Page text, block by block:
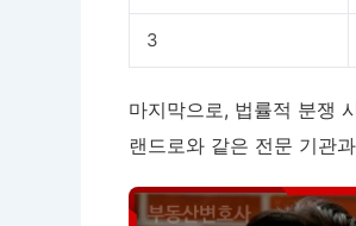
3
마지막으로, 법률적 분쟁
랜드로와 같은 전문 기관